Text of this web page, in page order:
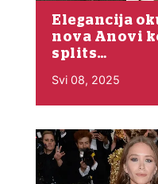
Elegancija
nova Anovi
splits…
Svi 08, 2025